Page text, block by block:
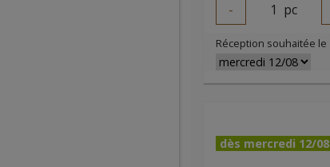
- 1 pc
Réception souhaitée le
dès mercredi 12/08